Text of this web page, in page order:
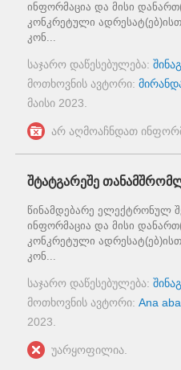
ინფორმაცია და მისი
კონკრეტული
კონ...
საჯარო დაწესებულება:
მოთხოვნის ავტორი:
მაისი 2023
არ აღმოაჩნდათ
შტატგარეშე
წინამდებარე ელექტრონულ
ინფორმაცია და მისი
კონკრეტული
კონ...
საჯარო დაწესებულება:
მოთხოვნის ავტორი: Ana
2023
უარყოფილია.